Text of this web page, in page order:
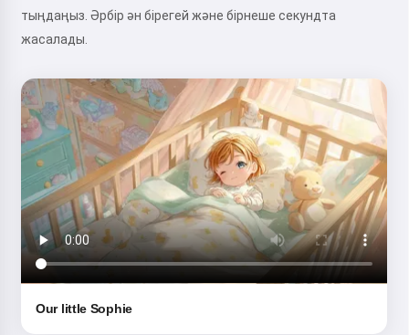
тыңдаңыз. Әрбір ән бірегей және бірнеше секундта
жасалады.
Our little Sophie
Мен сіздің балаларыңызға
сиқырлы ұйқы алдындағы
ертегілер айтамын 🌟
Ертегіні оқу
Сервисті пайдалануды бастау арқылы сіз мынаны